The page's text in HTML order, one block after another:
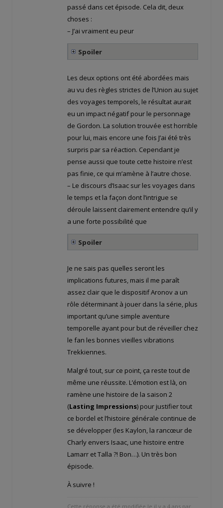
passé dans cet épisode. Cela dit, deux
choses :
– J’ai vraiment eu peur
Spoiler
Les deux options ont été abordées mais
au vu des règles strictes de l’Union au sujet
des voyages temporels, le résultat aurait
eu un impact négatif pour le personnage
de Gordon. La solution trouvée est horrible
pour lui, mais encore une fois J’ai été très
surpris par sa réaction. Cependant je
pense aussi que toute cette histoire n’est
pas finie, ce qui m’amène à l’autre chose.
– Le discours d’Isaac sur les voyages dans
le temps et la façon dont l’intrigue se
déroule laissent clairement entendre qu’il y
a une forte possibilité que
Spoiler
Je ne sais pas quelles seront les
implications futures, mais il me paraît
assez clair que le dispositif Aronov a un
rôle déterminant à jouer dans la série, plus
important qu’une simple aventure
temporelle ayant pour but de réveiller chez
le fan les bonnes vieilles vibrations
Trekkiennes.
Malgré tout, sur ce point, ça reste tout de
même une réussite. L’émotion est là, on
ramène une histoire de la saison 2
(Lasting Impressions) pour justifier tout
ce bordel et l’histoire générale continue de
se développer (les Kaylon, la rancœur de
Charly envers Isaac, une histoire entre
Lamarr et Talla ?! Bon…). Un très bon
épisode.
À suivre !
Cette réponse a été modifiée le il y a 4 ans par